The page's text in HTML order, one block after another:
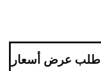
اطلب عرض أسعار